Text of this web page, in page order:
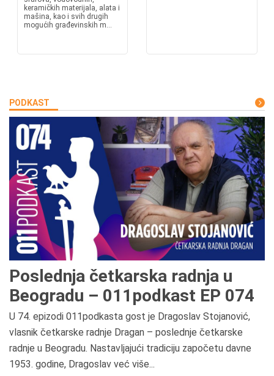
keramičkih materijala, alata i
mašina, kao i svih drugih
mogućih građevinskih m...
PODKAST
Poslednja četkarska radnja u
Beogradu – 011podkast EP 074
U 74. epizodi 011podkasta gost je Dragoslav Stojanović,
vlasnik četkarske radnje Dragan – poslednje četkarske
radnje u Beogradu. Nastavljajući tradiciju započetu davne
1953. godine, Dragoslav već više...